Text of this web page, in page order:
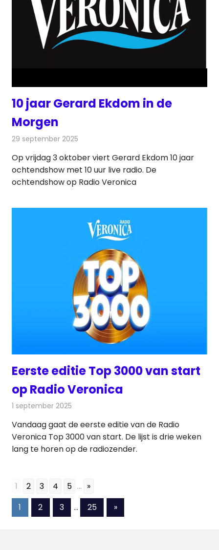
10 jaar Gerard Ekdom in de
Morgen
29 september 2025
Op vrijdag 3 oktober viert Gerard Ekdom 10 jaar
ochtendshow met 10 uur live radio. De
ochtendshow op Radio Veronica
Eerste editie Top 3000 van start
op Radio Veronica
1 september 2025
Vandaag gaat de eerste editie van de Radio
Veronica Top 3000 van start. De lijst is drie weken
lang te horen op de radiozender.
1 2 3 4 5 ... »
Berichten
1 2 3 … 25
Volgende
berichten
»